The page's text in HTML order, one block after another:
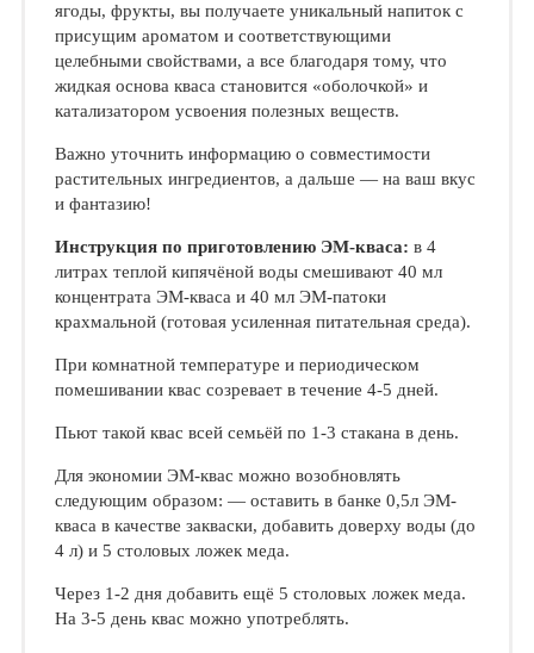
ягоды, фрукты, вы получаете уникальный напиток с
присущим ароматом и соответствующими
целебными свойствами, а все благодаря тому, что
жидкая основа кваса становится «оболочкой» и
катализатором усвоения полезных веществ.
Важно уточнить информацию о совместимости
растительных ингредиентов, а дальше — на ваш вкус
и фантазию!
Инструкция по приготовлению ЭМ-кваса: в 4
литрах теплой кипячёной воды смешивают 40 мл
концентрата ЭМ-кваса и 40 мл ЭМ-патоки
крахмальной (готовая усиленная питательная среда).
При комнатной температуре и периодическом
помешивании квас созревает в течение 4-5 дней.
Пьют такой квас всей семьёй по 1-3 стакана в день.
Для экономии ЭМ-квас можно возобновлять
следующим образом: — оставить в банке 0,5л ЭМ-
кваса в качестве закваски, добавить доверху воды (до
4 л) и 5 столовых ложек меда.
Через 1-2 дня добавить ещё 5 столовых ложек меда.
На 3-5 день квас можно употреблять.